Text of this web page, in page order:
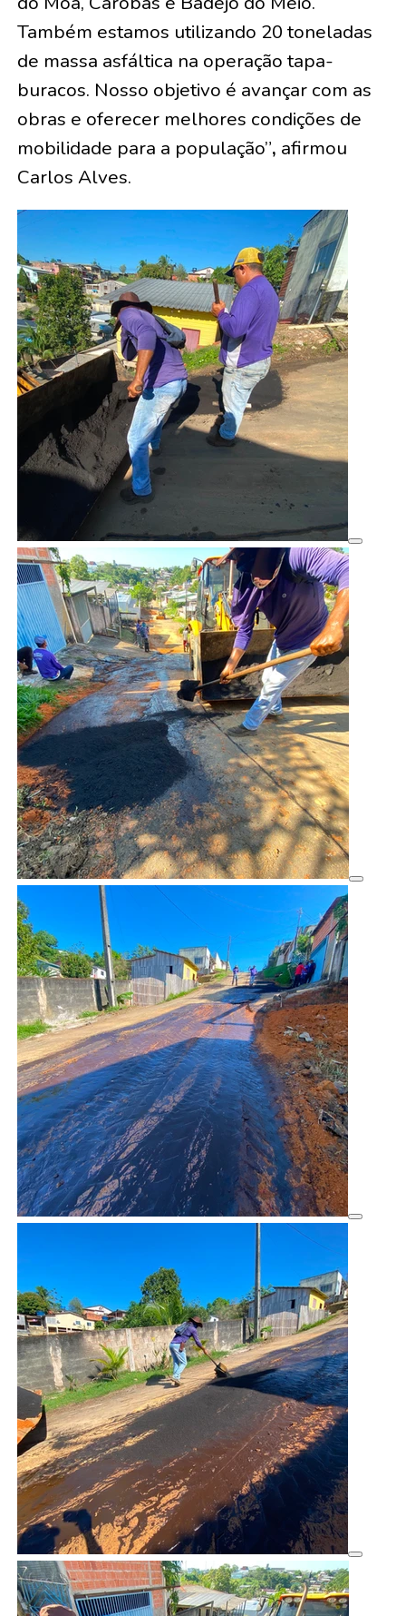
Também estamos utilizando 20 toneladas
de massa asfáltica na operação tapa-
buracos. Nosso objetivo é avançar com as
obras e oferecer melhores condições de
mobilidade para a população”, afirmou
Carlos Alves.